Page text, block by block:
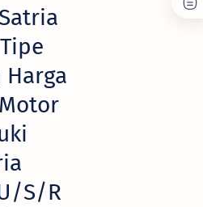
Harga
S/R